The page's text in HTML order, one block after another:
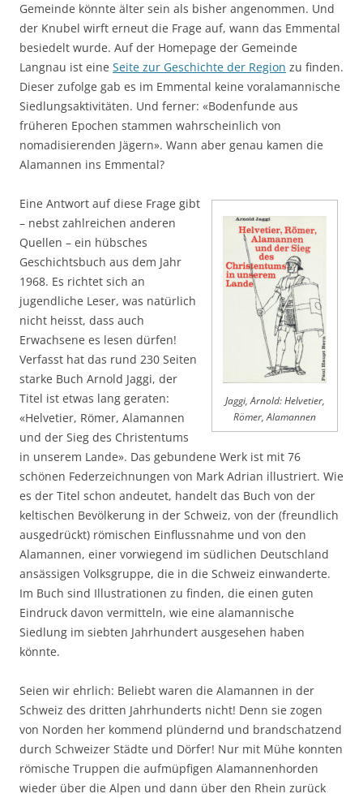
Gemeinde könnte älter sein als bisher angenommen. Und
der Knubel wirft erneut die Frage auf, wann das Emmental
besiedelt wurde. Auf der Homepage der Gemeinde
Langnau ist eine Seite zur Geschichte der Region zu finden.
Dieser zufolge gab es im Emmental keine voralamannische
Siedlungsaktivitäten. Und ferner: «Bodenfunde aus
früheren Epochen stammen wahrscheinlich von
nomadisierenden Jägern». Wann aber genau kamen die
Alamannen ins Emmental?
Jaggi, Arnold: Helvetier,
Römer, Alamannen
Eine Antwort auf diese Frage gibt
– nebst zahlreichen anderen
Quellen – ein hübsches
Geschichtsbuch aus dem Jahr
1968. Es richtet sich an
jugendliche Leser, was natürlich
nicht heisst, dass auch
Erwachsene es lesen dürfen!
Verfasst hat das rund 230 Seiten
starke Buch Arnold Jaggi, der
Titel ist etwas lang geraten:
«Helvetier, Römer, Alamannen
und der Sieg des Christentums
in unserem Lande». Das gebundene Werk ist mit 76
schönen Federzeichnungen von Mark Adrian illustriert. Wie
es der Titel schon andeutet, handelt das Buch von der
keltischen Bevölkerung in der Schweiz, von der (freundlich
ausgedrückt) römischen Einflussnahme und von den
Alamannen, einer vorwiegend im südlichen Deutschland
ansässigen Volksgruppe, die in die Schweiz einwanderte.
Im Buch sind Illustrationen zu finden, die einen guten
Eindruck davon vermitteln, wie eine alamannische
Siedlung im siebten Jahrhundert ausgesehen haben
könnte.
Seien wir ehrlich: Beliebt waren die Alamannen in der
Schweiz des dritten Jahrhunderts nicht! Denn sie zogen
von Norden her kommend plündernd und brandschatzend
durch Schweizer Städte und Dörfer! Nur mit Mühe konnten
römische Truppen die aufmüpfigen Alamannenhorden
wieder über die Alpen und dann über den Rhein zurück